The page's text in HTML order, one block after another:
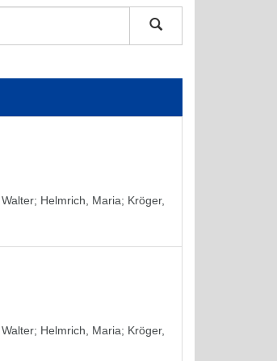
; Helmrich, Maria; Kröger,
; Helmrich, Maria; Kröger,